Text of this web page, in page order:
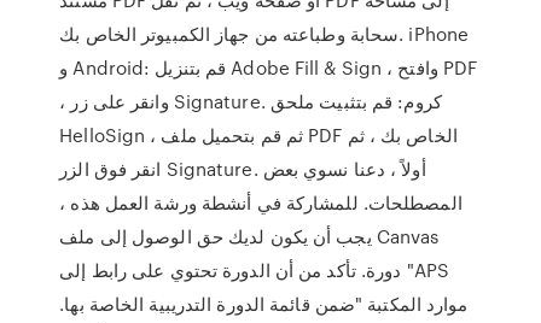
سحابة وطباعته من جهاز الكمبيوتر الخاص بك. iPhone
و Android: قم بتنزيل Adobe Fill & Sign ، وافتح PDF
، وانقر على زر Signature. كروم: قم بتثبيت ملحق
HelloSign ، ثم قم بتحميل ملف PDF الخاص بك ، ثم
انقر فوق الزر Signature. أولاً ، دعنا نسوي بعض
المصطلحات. للمشاركة في أنشطة ورشة العمل هذه ،
يجب أن يكون لديك حق الوصول إلى ملف Canvas
دورة. تأكد من أن الدورة تحتوي على رابط إلى "APS
موارد المكتبة "ضمن قائمة الدورة التدريبية الخاصة بها.